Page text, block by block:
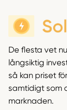
De flesta vet
långsiktig
så kan priset
samtidigt som
marknaden.